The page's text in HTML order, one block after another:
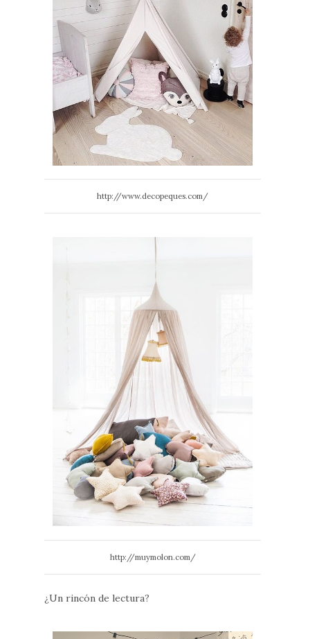
http://www.decopeques.com/
http://muymolon.com/
¿Un rincón de lectura?